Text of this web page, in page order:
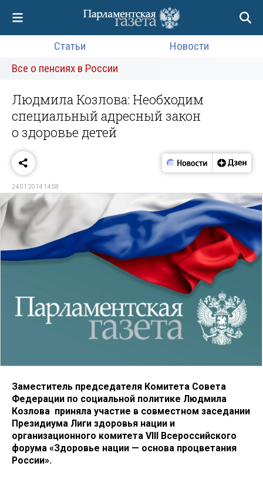
Статьи
Новости
Все о пенсиях в России
Людмила Козлова: Необходим
специальный адресный закон
о здоровье детей
24.01.2014 14:58
Заместитель председателя Комитета Совета
Федерации по социальной политике Людмила
Козлова приняла участие в совместном заседании
Президиума Лиги здоровья нации и
организационного комитета VIII Всероссийского
форума «Здоровье нации — основа процветания
России».